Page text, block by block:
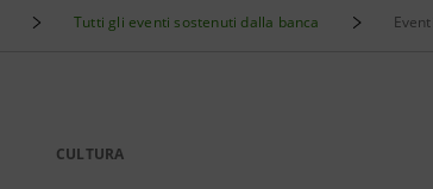
Tutti gli eventi sostenuti dalla banca
CULTURA